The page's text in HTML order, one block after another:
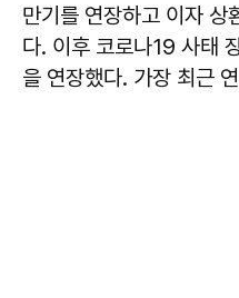
만기를 연장하고 이자 상
다. 이후 코로나19 사태
을 연장했다. 가장 최근